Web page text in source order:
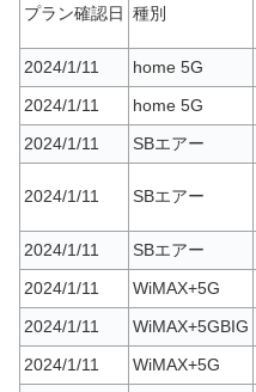
プラン確認日 種別
2024/1/11 home 5G
2024/1/11
home 5G
2024/1/11
SBエアー
2024/1/11 SBエアー
2024/1/11
SBエアー
2024/1/11
WiMAX+5G
2024/1/11
WiMAX+5GBIG
2024/1/11
WiMAX+5G